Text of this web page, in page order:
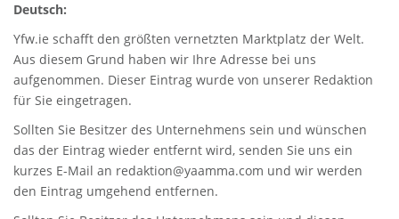
Deutsch:
Yfw.ie schafft den größten vernetzten Marktplatz der Welt.
Aus diesem Grund haben wir Ihre Adresse bei uns
aufgenommen. Dieser Eintrag wurde von unserer Redaktion
für Sie eingetragen.
Sollten Sie Besitzer des Unternehmens sein und wünschen
das der Eintrag wieder entfernt wird, senden Sie uns ein
kurzes E-Mail an redaktion@yaamma.com und wir werden
den Eintrag umgehend entfernen.